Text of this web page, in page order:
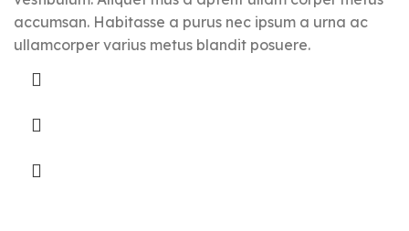
accumsan. Habitasse a purus nec ipsum a urna ac
ullamcorper varius metus blandit posuere.